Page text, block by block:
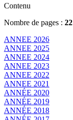
Contenu
Nombre de pages : 22
ANNEE 2026
ANNEE 2025
ANNEE 2024
ANNEE 2023
ANNEE 2022
ANNEE 2021
ANNÉE 2020
ANNÉE 2019
ANNÉE 2018